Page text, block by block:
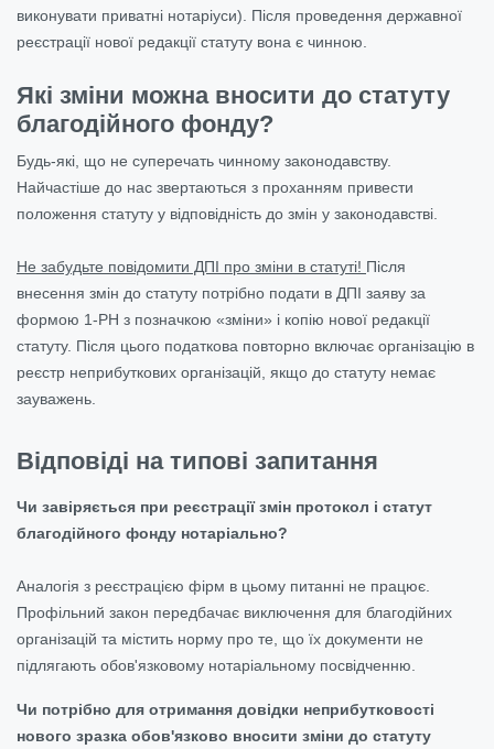
виконувати приватні нотаріуси). Після проведення державної
реєстрації нової редакції статуту вона є чинною.
Які зміни можна вносити до статуту
благодійного фонду?
Будь-які, що не суперечать чинному законодавству.
Найчастіше до нас звертаються з проханням привести
положення статуту у відповідність до змін у законодавстві.
Не забудьте повідомити ДПІ про зміни в статуті! Після
внесення змін до статуту потрібно подати в ДПІ заяву за
формою 1-РН з позначкою «зміни» і копію нової редакції
статуту. Після цього податкова повторно включає організацію в
реєстр неприбуткових організацій, якщо до статуту немає
зауважень.
Відповіді на типові запитання
Чи завіряється при реєстрації змін протокол і статут
благодійного фонду нотаріально?
Аналогія з реєстрацією фірм в цьому питанні не працює.
Профільний закон передбачає виключення для благодійних
організацій та містить норму про те, що їх документи не
підлягають обов'язковому нотаріальному посвідченню.
Чи потрібно для отримання довідки неприбутковості
нового зразка обов'язково вносити зміни до статуту